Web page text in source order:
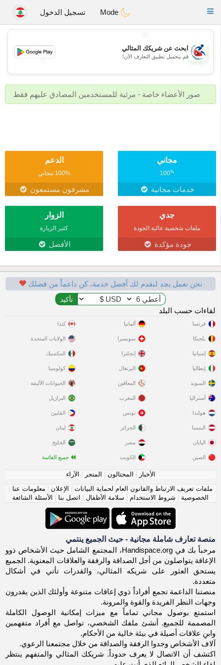
Handi Space
Toggle
تسجيل الدخول
💖
💕
💕
ابحث عن شريكك المثالي
قم بتحميل تطبيق التعارف الآن!
صور الأعضاء خاصة - مرئية للمستخدمين المصادق عليهم فقط
مجاني
100%
خدمات مجانية
الدعم
100% مجاني
مشرفون مستمعون
جدي
ملفات شخصية عالية الجودة
جودة مؤكدة
الزوار
كثير الزيارة
الأفضل
نحن نعمل بجد لنقدم لك أفضل خدمة، كن داعماً من فضلك
لقاءات حسب البلد
فرنسا
بلجيكا
إسبانيا
إيطاليا
السويد
ألمانيا
سويسرا
إنجلترا
البرتغال
المعاقين
كندا
الولايات المتحدة
المكسيك
كولومبيا
الحيوانات الأليفة
أستراليا
هولندا
النمسا
اليابان
الصين
المغرب
تونس
الجزائر
مصر
الكويت
البرازيل
الفلبين
لبنان
الخليج
جميع القائمة
الأخبار المحتالون المتجر
الآراء
ملفات تعريف الارتباط والقانون العام لحماية البيانات
الإعلان معلومات عنا
الخصوصية
شروط الاستخدام سلامة الأطفال اتصل بنا الأسئلة الشائعة
منصة تعارف شاملة مجانية - حيث الجميع ينتمي
مرحباً بك في Handispace.org، المجتمع الشامل حيث الأشخاص ذوو
الإعاقة يتواصلون من أجل الصداقة والرفقة والعلاقات المعنوية. الجميع
يستحق العثور على شريكه المثالي، والقدرات تأتي في أشكال
متعددة.
منصتنا الداعمة تجمع أفراداً ذوي إعاقات متنوعة وأولئك الذين يقدرون
وجهات النظر الفريدة والقوة والمرونة.
استمتع بوصول مجاني تماماً مع ميزات إمكانية الوصول الكاملة
المصممة للجميع. أنشئ ملفك الشخصي، تواصل مع أفراد متفهمين
وابنِ علاقات أصيلة في بيئة خالية من الأحكام.
آلاف الأشخاص وجدوا الرفقة والصداقة من خلال مجتمعنا الرعوي.
اكتشف أن الاتصال لا يعرف حدوداً. شريكك المثالي والمتفهم ينتظر